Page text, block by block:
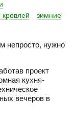
зимние
непросто, нужно
проект
кухня-
вечеров в